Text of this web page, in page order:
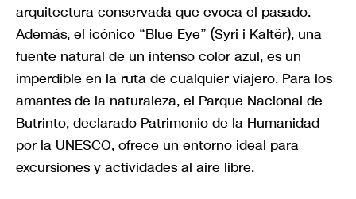
arquitectura conservada que evoca el pasado.
Además, el icónico “Blue Eye” (Syri i Kaltër), una
fuente natural de un intenso color azul, es un
imperdible en la ruta de cualquier viajero. Para los
amantes de la naturaleza, el Parque Nacional de
Butrinto, declarado Patrimonio de la Humanidad
por la UNESCO, ofrece un entorno ideal para
excursiones y actividades al aire libre.